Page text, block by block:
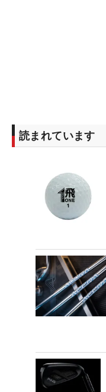
読まれています